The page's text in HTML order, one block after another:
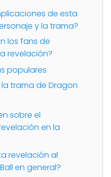
de esta
y la trama?
los fans de
revelación?
populares
trama de Dragon
sobre el
en la
revelación al
en general?